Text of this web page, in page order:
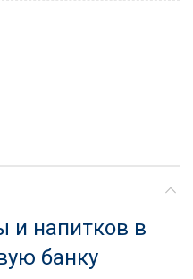
и напитков в
банку